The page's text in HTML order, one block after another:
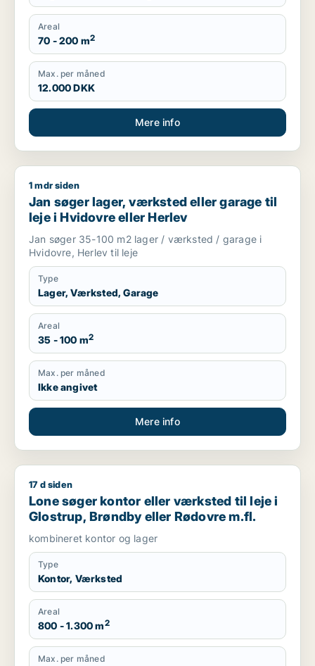
Areal
70 - 200 m2
Max. per måned
12.000 DKK
Mere info
Jan søger lager, værksted eller garage til leje i Hvidovre
1 mdr siden
Jan søger lager, værksted eller garage til
leje i Hvidovre eller Herlev
Jan søger 35-100 m2 lager / værksted / garage i
Hvidovre, Herlev til leje
Type
Lager, Værksted, Garage
Areal
35 - 100 m2
Max. per måned
Ikke angivet
Mere info
Lone søger kontor eller værksted til leje i Glostrup, Brøndby
17 d siden
Lone søger kontor eller værksted til leje i
Glostrup, Brøndby eller Rødovre m.fl.
kombineret kontor og lager
Type
Kontor, Værksted
Areal
800 - 1.300 m2
Max. per måned